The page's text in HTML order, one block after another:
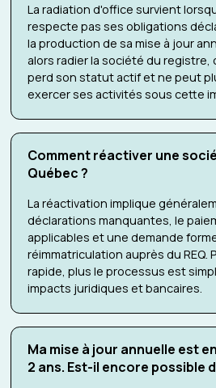
La radiation d'office survient
respecte pas ses obligations
la production de sa mise à jour
alors radier la société du registre,
perd son statut actif et ne peut
exercer ses activités sous cette
Comment réactiver une
Québec ?
La réactivation implique
déclarations manquantes, le
applicables et une demande
réimmatriculation auprès du
rapide, plus le processus est
impacts juridiques et bancaires.
Ma mise à jour annuelle est
2 ans. Est-il encore possible